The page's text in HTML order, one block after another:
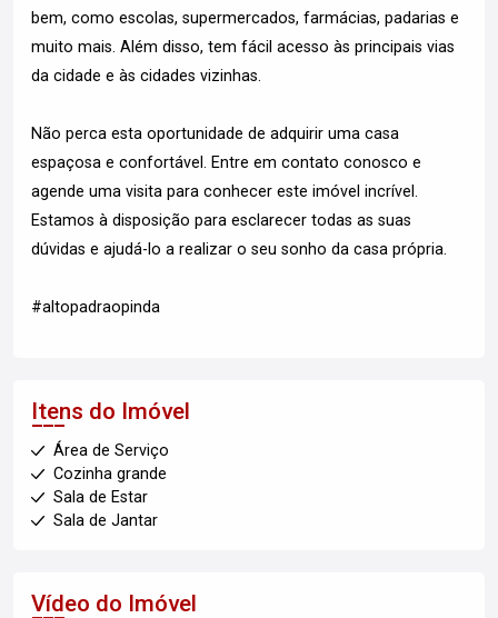
bem, como escolas, supermercados, farmácias, padarias e
muito mais. Além disso, tem fácil acesso às principais vias
da cidade e às cidades vizinhas.
Não perca esta oportunidade de adquirir uma casa
espaçosa e confortável. Entre em contato conosco e
agende uma visita para conhecer este imóvel incrível.
Estamos à disposição para esclarecer todas as suas
dúvidas e ajudá-lo a realizar o seu sonho da casa própria.
#altopadraopinda
Itens do Imóvel
Área de Serviço
Cozinha grande
Sala de Estar
Sala de Jantar
Vídeo do Imóvel